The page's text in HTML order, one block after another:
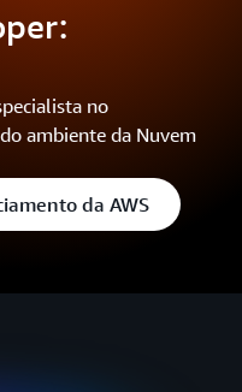
no
ambiente da Nuvem
da AWS